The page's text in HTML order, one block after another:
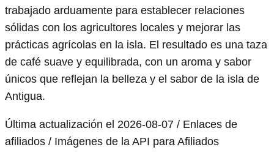
trabajado arduamente para establecer relaciones
sólidas con los agricultores locales y mejorar las
prácticas agrícolas en la isla. El resultado es una taza
de café suave y equilibrada, con un aroma y sabor
únicos que reflejan la belleza y el sabor de la isla de
Antigua.
Última actualización el 2026-08-07 / Enlaces de
afiliados / Imágenes de la API para Afiliados